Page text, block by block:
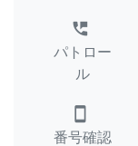
perm_phone_msg
パトロー
ル
smartphone
番号確認